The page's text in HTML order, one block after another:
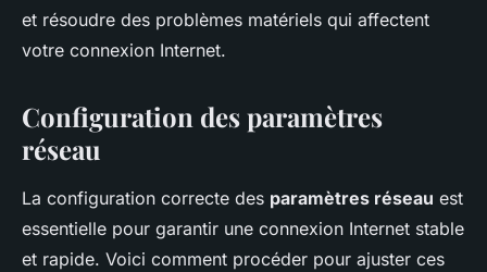
et résoudre des problèmes matériels qui affectent
votre connexion Internet.
Configuration des paramètres
réseau
La configuration correcte des paramètres réseau est
essentielle pour garantir une connexion Internet stable
et rapide. Voici comment procéder pour ajuster ces